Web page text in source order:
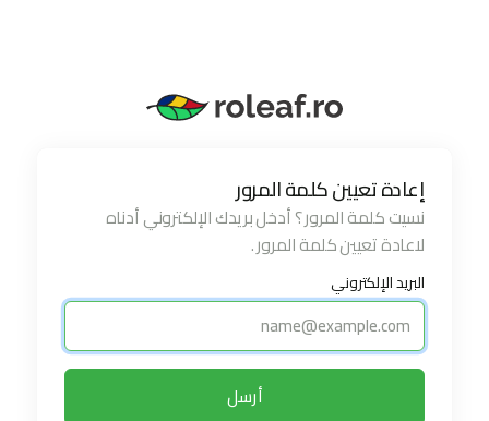
إعادة تعيين كلمة المرور
نسيت كلمة المرور ؟ أدخل بريدك الإلكتروني أدناه
لاعادة تعيين كلمة المرور .
البريد الإلكتروني
أرسل